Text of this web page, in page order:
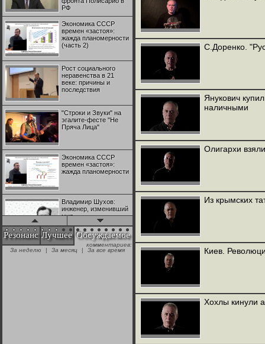
РФ
Экономика СССР
времен «застоя»:
жажда планомерности
(часть 2)
Рост социального
неравенства в 21
веке: причины и
последствия
"Строки и Звуки" на
эгалите-фесте "Не
Пряча Лица"
Экономика СССР
времен «застоя»:
жажда планомерности
Владимир Шухов:
инженер, изменивший
мир
"Аркадий Коц" на
эгалите-фесте "Не
Резонанс Лучшее Обсуждаемое
комментариев:
За неделю
| За месяц | За все время
С.Доренко.
Янукович
наличными
Олигархи
Из крымских
Киев.
Хохлы кинули